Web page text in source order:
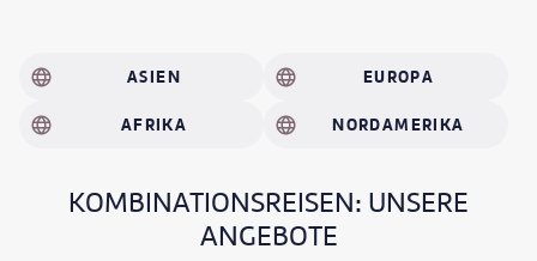
Hier können Sie beides haben!
ASIEN EUROPA
AFRIKA NORDAMERIKA
KOMBINATIONSREISEN: UNSERE
ANGEBOTE